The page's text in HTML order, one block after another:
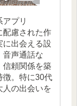
プリ
配慮された作
に出会える設
音声通話な
信頼関係を築
徴。特に30代
人の出会いを